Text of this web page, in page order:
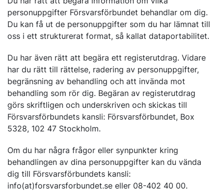
personuppgifter Försvarsförbundet behandlar om dig.
Du kan få ut de personuppgifter som du har lämnat till
oss i ett strukturerat format, så kallat dataportabilitet.
Du har även rätt att begära ett registerutdrag. Vidare
har du rätt till rättelse, radering av personuppgifter,
begränsning av behandling och att invända mot
behandling som rör dig. Begäran av registerutdrag
görs skriftligen och underskriven och skickas till
Försvarsförbundets kansli: Försvarsförbundet, Box
5328, 102 47 Stockholm.
Om du har några frågor eller synpunkter kring
behandlingen av dina personuppgifter kan du vända
dig till Försvarsförbundets kansli:
info(at)forsvarsforbundet.se eller 08-402 40 00.